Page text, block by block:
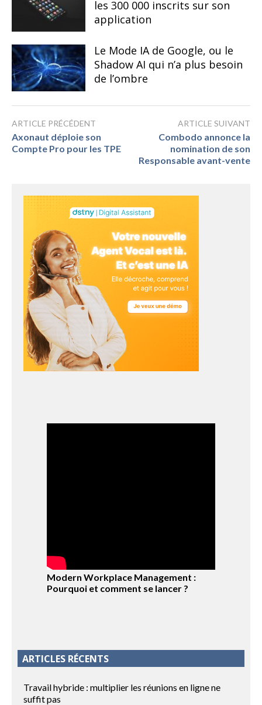
les 300 000 inscrits sur son
application
Le Mode IA de Google, ou le
Shadow AI qui n’a plus besoin
de l’ombre
ARTICLE PRÉCÉDENT
Axonaut déploie son
Compte Pro pour les TPE
ARTICLE SUIVANT
Combodo annonce la
nomination de son
Responsable avant-vente
Modern Workplace Management :
Pourquoi et comment se lancer ?
ARTICLES RÉCENTS
Travail hybride : multiplier les réunions en ligne ne
suffit pas